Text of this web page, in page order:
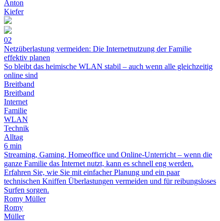
Anton
Kiefer
02
Netzüberlastung vermeiden: Die Internetnutzung der Familie
effektiv planen
So bleibt das heimische WLAN stabil – auch wenn alle gleichzeitig
online sind
Breitband
Breitband
Internet
Familie
WLAN
Technik
Alltag
6 min
Streaming, Gaming, Homeoffice und Online-Unterricht – wenn die
ganze Familie das Internet nutzt, kann es schnell eng werden.
Erfahren Sie, wie Sie mit einfacher Planung und ein paar
technischen Kniffen Überlastungen vermeiden und für reibungsloses
Surfen sorgen.
Romy Müller
Romy
Müller